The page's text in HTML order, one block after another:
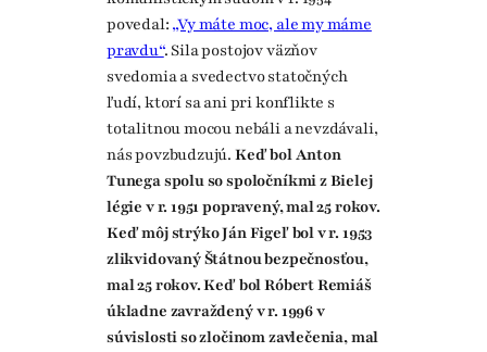
povedal: „Vy máte moc, ale my máme
pravdu“. Sila postojov väzňov
svedomia a svedectvo statočných
ľudí, ktorí sa ani pri konflikte s
totalitnou mocou nebáli a nevzdávali,
nás povzbudzujú. Keď bol Anton
Tunega spolu so spoločníkmi z Bielej
légie v r. 1951 popravený, mal 25 rokov.
Keď môj strýko Ján Figeľ bol v r. 1953
zlikvidovaný Štátnou bezpečnosťou,
mal 25 rokov. Keď bol Róbert Remiáš
úkladne zavraždený v r. 1996 v
súvislosti so zločinom zavlečenia, mal